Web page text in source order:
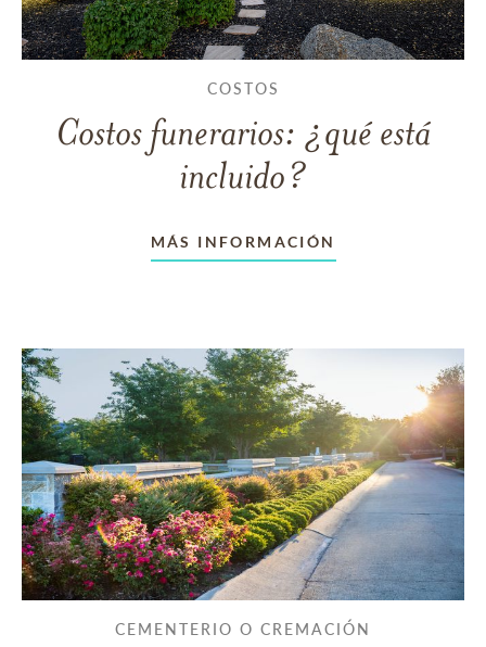
COSTOS
Costos funerarios: ¿qué está
incluido?
MÁS INFORMACIÓN
CEMENTERIO O CREMACIÓN